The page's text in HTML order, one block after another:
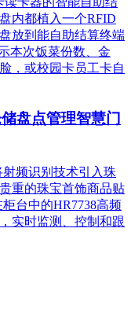
内都植入一个RFID
放到能自助结算终端
本次饭菜份数、金
，或校园卡员工卡自
盘点管理智慧门
频识别技术引入珠
重的珠宝首饰商品贴
台中的HR7738高频
实时监测、控制和跟